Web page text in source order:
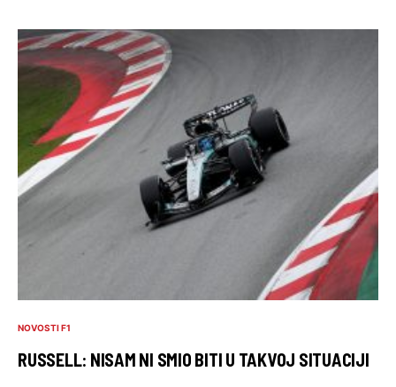
NOVOSTI F1
RUSSELL: NISAM NI SMIO BITI U TAKVOJ SITUACIJI